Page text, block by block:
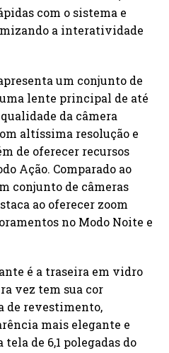
com o sistema e
a interatividade
um conjunto de
lente principal de até
da câmera
altíssima resolução e
de oferecer recursos
Ação. Comparado ao
conjunto de câmeras
ao oferecer zoom
no Modo Noite e
é a traseira em vidro
vez tem sua cor
de revestimento,
mais elegante e
de 6,1 polegadas do